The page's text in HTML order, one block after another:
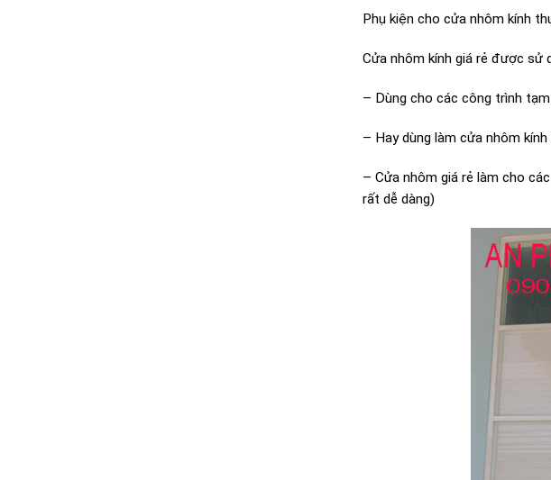
Phụ kiện cho cửa nhôm kính
Cửa nhôm kính giá rẻ được sử
– Dùng cho các công trình
– Hay dùng làm cửa nhôm
– Cửa nhôm giá rẻ làm cho
rất dễ dàng)